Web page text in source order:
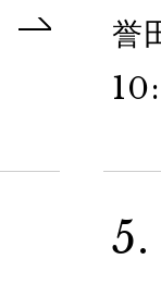
誉
5.